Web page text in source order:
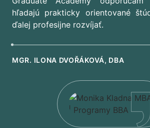
hľadajú prakticky orientované
ďalej profesijne rozvíjať.
MGR. ILONA DVOŘÁKOVÁ, DBA